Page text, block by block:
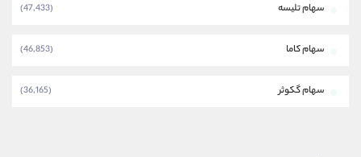
سهام تلیسه (47,433)
سهام کاما (46,853)
سهام گکوثر (36,165)